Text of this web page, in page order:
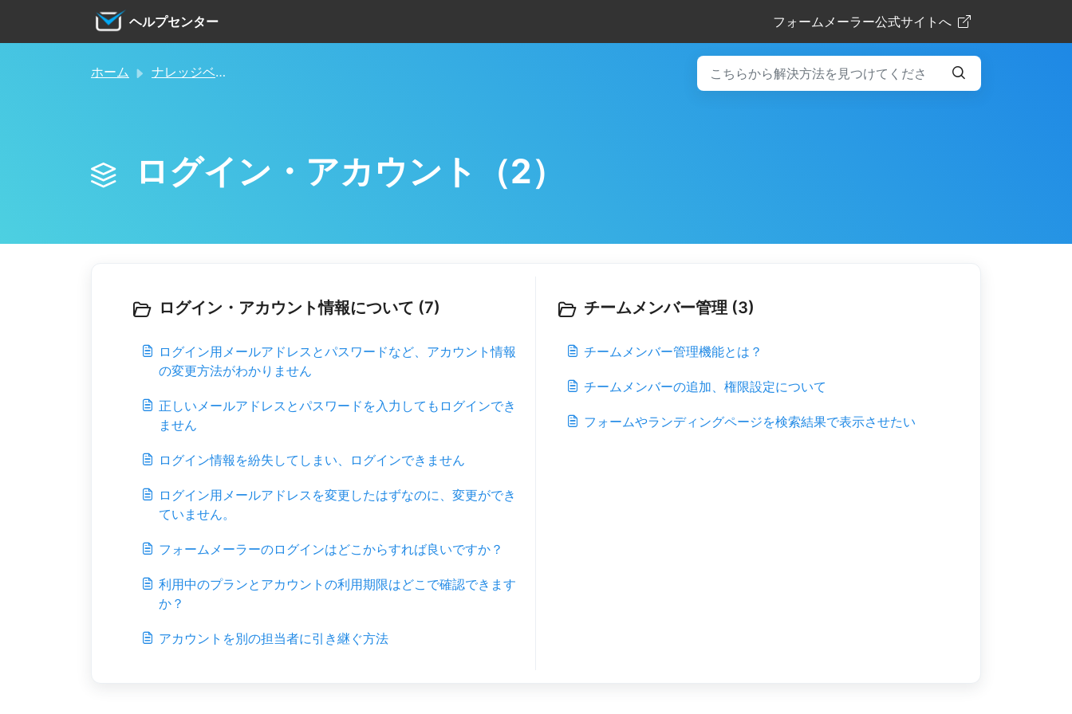
メインコンテンツに移動
ヘルプセンター
フォームメーラー公式サイトへ
ホーム ナレッジベース
ログイン・アカウント（2）
ログイン・アカウント情報について (7)
ログイン用メールアドレスとパスワードなど、アカウント情報
の変更方法がわかりません
正しいメールアドレスとパスワードを入力してもログインでき
ません
ログイン情報を紛失してしまい、ログインできません
ログイン用メールアドレスを変更したはずなのに、変更ができ
ていません。
フォームメーラーのログインはどこからすれば良いですか？
利用中のプランとアカウントの利用期限はどこで確認できます
か？
アカウントを別の担当者に引き継ぐ方法
チームメンバー管理 (3)
チームメンバー管理機能とは？
チームメンバーの追加、権限設定について
フォームやランディングページを検索結果で表示させたい